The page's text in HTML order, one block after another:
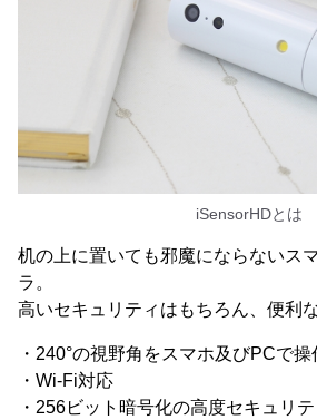
iSensorHDとは
机の上に置いても邪魔にならないス
ラ。
高いセキュリティはもちろん、便利
・240°の視野角をスマホ及びPCで操
・Wi-Fi対応
・256ビット暗号化の高度セキュリテ